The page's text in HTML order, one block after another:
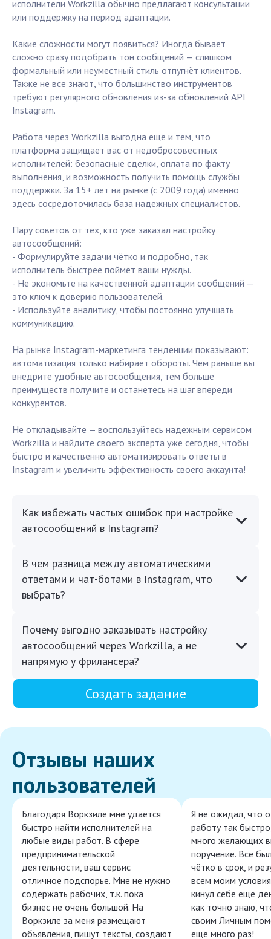
исполнители Workzilla обычно предлагают консультации
или поддержку на период адаптации.
Какие сложности могут появиться? Иногда бывает
сложно сразу подобрать тон сообщений — слишком
формальный или неуместный стиль отпугнёт клиентов.
Также не все знают, что большинство инструментов
требуют регулярного обновления из-за обновлений API
Instagram.
Работа через Workzilla выгодна ещё и тем, что
платформа защищает вас от недобросовестных
исполнителей: безопасные сделки, оплата по факту
выполнения, и возможность получить помощь службы
поддержки. За 15+ лет на рынке (с 2009 года) именно
здесь сосредоточилась база надежных специалистов.
Пару советов от тех, кто уже заказал настройку
автосообщений:
- Формулируйте задачи чётко и подробно, так
исполнитель быстрее поймёт ваши нужды.
- Не экономьте на качественной адаптации сообщений —
это ключ к доверию пользователей.
- Используйте аналитику, чтобы постоянно улучшать
коммуникацию.
На рынке Instagram-маркетинга тенденции показывают:
автоматизация только набирает обороты. Чем раньше вы
внедрите удобные автосообщения, тем больше
преимуществ получите и останетесь на шаг впереди
конкурентов.
Не откладывайте — воспользуйтесь надежным сервисом
Workzilla и найдите своего эксперта уже сегодня, чтобы
быстро и качественно автоматизировать ответы в
Instagram и увеличить эффективность своего аккаунта!
Как избежать частых ошибок при настройке
автосообщений в Instagram?
В чем разница между автоматическими
ответами и чат-ботами в Instagram, что
выбрать?
Почему выгодно заказывать настройку
автосообщений через Workzilla, а не
напрямую у фрилансера?
Создать задание
Отзывы наших
пользователей
Благодаря Воркзиле мне удаётся
быстро найти исполнителей на
любые виды работ. В сфере
предпринимательской
деятельности, ваш сервис
отличное подспорье. Мне не нужно
содержать рабочих, т.к. пока
бизнес не очень большой. На
Воркзиле за меня размещают
объявления, пишут тексты, создают
Я не ожидал, что
работу так
много желающих
поручение. Всё
чётко в срок, и
всем моим
кинул себе ещё
как точно знаю,
своим Личным
ещё много раз!